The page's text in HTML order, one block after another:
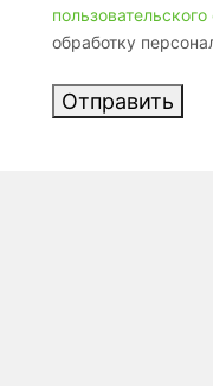
обработку
Отправить